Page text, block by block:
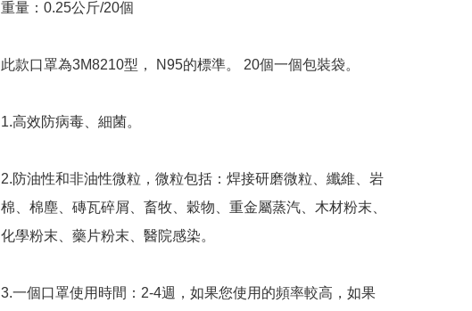
重量：0.25公斤/20個
此款口罩為3M8210型， N95的標準。 20個一個包裝袋。
1.高效防病毒、細菌。
2.防油性和非油性微粒，微粒包括：焊接研磨微粒、纖維、岩
棉、棉塵、磚瓦碎屑、畜牧、穀物、重金屬蒸汽、木材粉末、
化學粉末、藥片粉末、醫院感染。
3.一個口罩使用時間：2-4週，如果您使用的頻率較高，如果